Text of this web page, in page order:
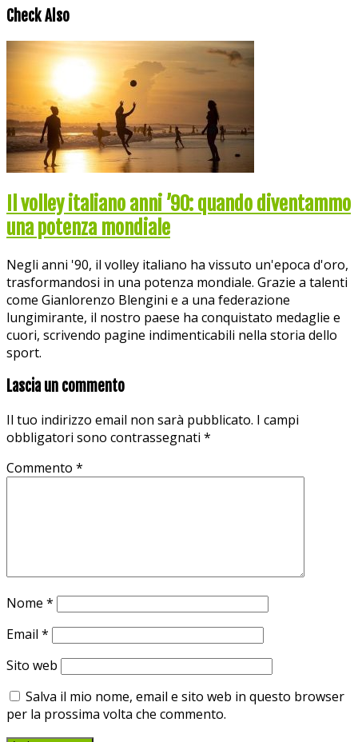
Check Also
Il volley italiano anni ’90: quando diventammo
una potenza mondiale
Negli anni '90, il volley italiano ha vissuto un'epoca d'oro,
trasformandosi in una potenza mondiale. Grazie a talenti
come Gianlorenzo Blengini e a una federazione
lungimirante, il nostro paese ha conquistato medaglie e
cuori, scrivendo pagine indimenticabili nella storia dello
sport.
Lascia un commento
Il tuo indirizzo email non sarà pubblicato. I campi
obbligatori sono contrassegnati *
Commento *
Nome *
Email *
Sito web
Salva il mio nome, email e sito web in questo browser
per la prossima volta che commento.